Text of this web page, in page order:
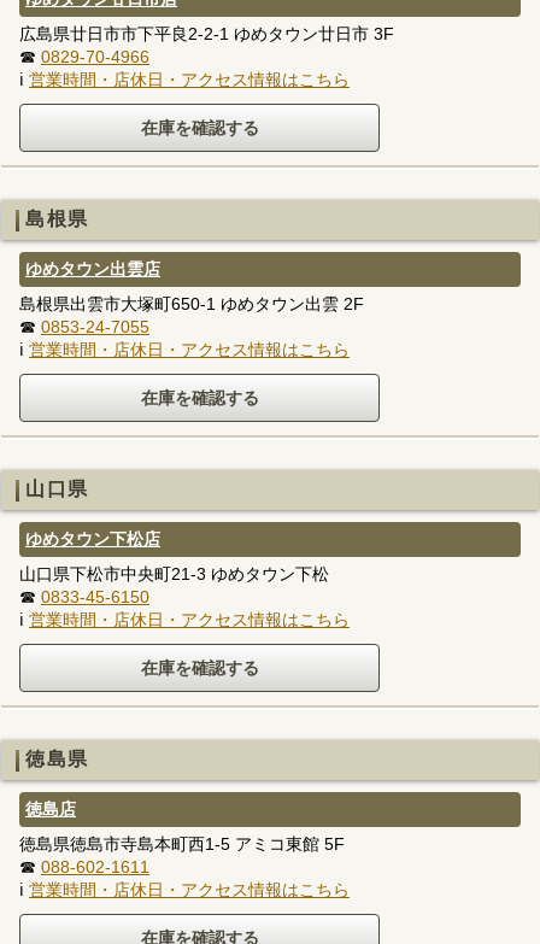
広島県廿日市市下平良2-2-1 ゆめタウン廿日市 3F
☎ 0829-70-4966
ℹ 営業時間・店休日・アクセス情報はこちら
島根県
ゆめタウン出雲店
島根県出雲市大塚町650-1 ゆめタウン出雲 2F
☎ 0853-24-7055
ℹ 営業時間・店休日・アクセス情報はこちら
山口県
ゆめタウン下松店
山口県下松市中央町21-3 ゆめタウン下松
☎ 0833-45-6150
ℹ 営業時間・店休日・アクセス情報はこちら
徳島県
徳島店
徳島県徳島市寺島本町西1-5 アミコ東館 5F
☎ 088-602-1611
ℹ 営業時間・店休日・アクセス情報はこちら